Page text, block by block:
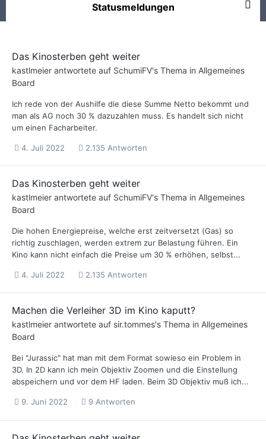
Statusmeldungen
Das Kinosterben geht weiter
kastlmeier antwortete auf SchumiFV's Thema in Allgemeines
Board
Ich rede von der Aushilfe die diese Summe Netto bekommt und
man als AG noch 30 % dazuzahlen muss. Es handelt sich nicht
um einen Facharbeiter.
4. Juli 2022 2.135 Antworten
Das Kinosterben geht weiter
kastlmeier antwortete auf SchumiFV's Thema in Allgemeines
Board
Die hohen Energiepreise, welche erst zeitversetzt (Gas) so
richtig zuschlagen, werden extrem zur Belastung führen. Ein
Kino kann nicht einfach die Preise um 30 % erhöhen, selbst...
4. Juli 2022 2.135 Antworten
Machen die Verleiher 3D im Kino kaputt?
kastlmeier antwortete auf sir.tommes's Thema in Allgemeines
Board
Bei "Jurassic" hat man mit dem Format sowieso ein Problem in
3D. In 2D kann ich mein Objektiv Zoomen und die Einstellung
abspeichern und vor dem HF laden. Beim 3D Objektiv muß ich...
9. Juni 2022 9 Antworten